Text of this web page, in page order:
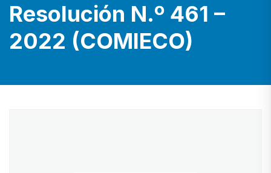
Resolución N.º 461 –
2022 (COMIECO)